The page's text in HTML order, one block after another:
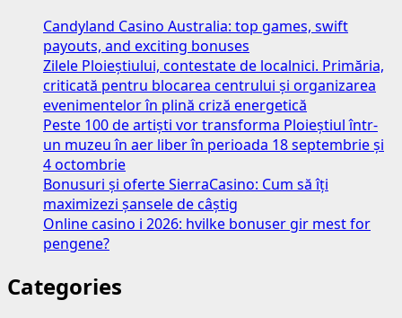
Candyland Casino Australia: top games, swift
payouts, and exciting bonuses
Zilele Ploieștiului, contestate de localnici. Primăria,
criticată pentru blocarea centrului și organizarea
evenimentelor în plină criză energetică
Peste 100 de artiști vor transforma Ploieștiul într-
un muzeu în aer liber în perioada 18 septembrie și
4 octombrie
Bonusuri și oferte SierraCasino: Cum să îți
maximizezi șansele de câștig
Online casino i 2026: hvilke bonuser gir mest for
pengene?
Categories